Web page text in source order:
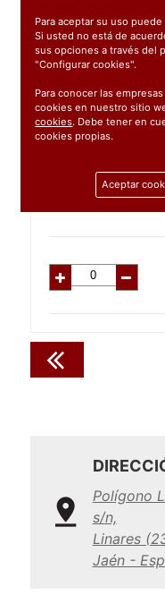
Ref: 71514
Polígono
s/n,
Linares
Jaén -
Para aceptar su uso
Si usted no está de
sus opciones a través del
"Configurar cookies".
Para conocer las
cookies en nuestro sitio
cookies. Debe tener en
cookies propias.
Aceptar